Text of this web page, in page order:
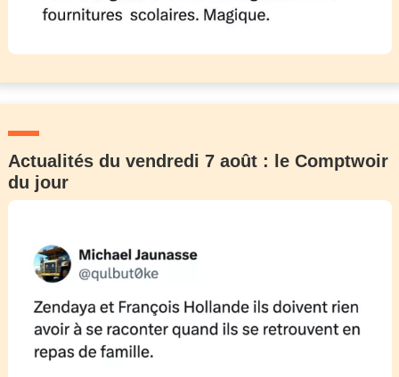
Actualités du vendredi 7 août : le Comptwoir
du jour